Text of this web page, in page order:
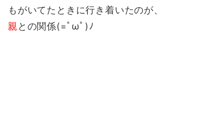
もがいてたときに行き着いたのが、
親 との関係(=ﾟωﾟ)ﾉ